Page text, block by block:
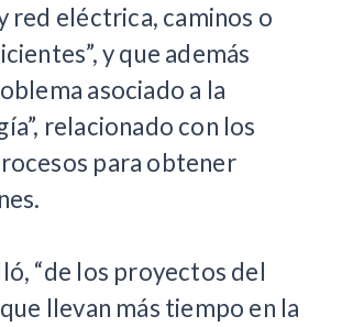
red eléctrica, caminos o
y que además
asociado a la
relacionado con los
para obtener
“de los proyectos del
llevan más tiempo en la